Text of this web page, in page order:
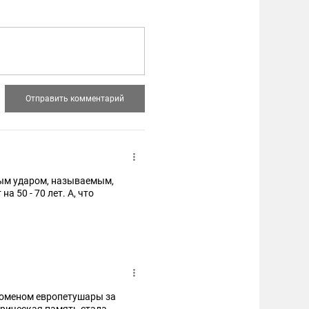
ударом, называемым,
50 - 70 лет. А, что
европетушары за